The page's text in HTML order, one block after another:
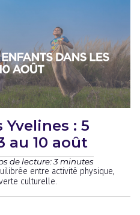
: 5
au 10 août
de lecture: 3 minutes
entre activité physique,
culturelle.